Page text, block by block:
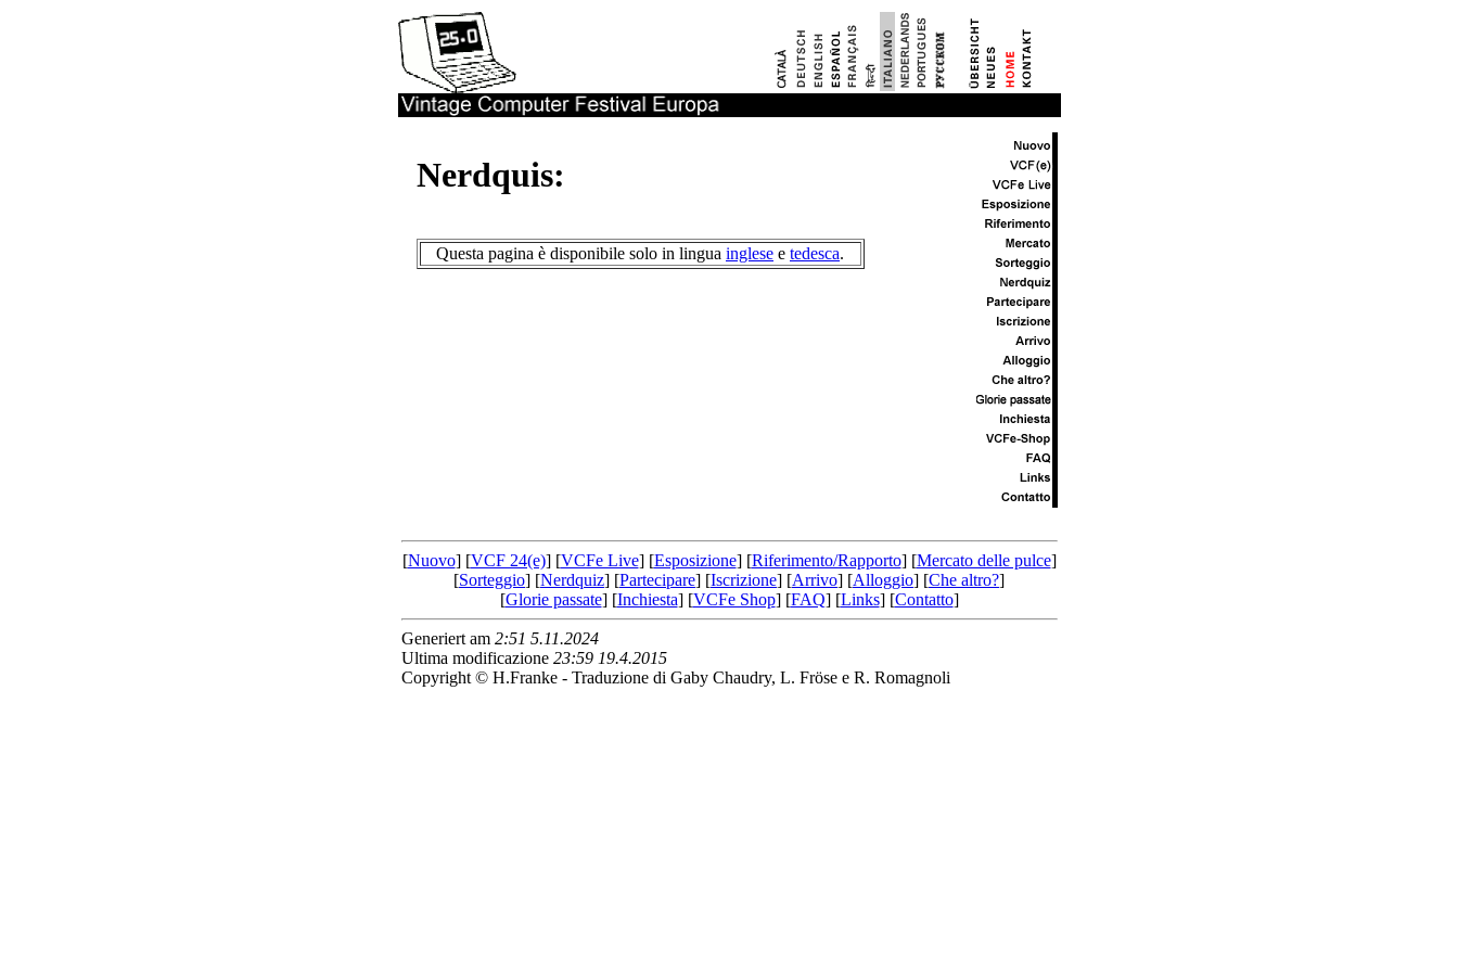
Nerdquis:
Questa pagina è disponibile solo in lingua inglese e tedesca.
[Nuovo] [VCF 24(e)] [VCFe Live] [Esposizione] [Riferimento/Rapporto] [Mercato delle pulce]
[Sorteggio] [Nerdquiz] [Partecipare] [Iscrizione] [Arrivo] [Alloggio] [Che altro?]
[Glorie passate] [Inchiesta] [VCFe Shop] [FAQ] [Links] [Contatto]
Generiert am 2:51 5.11.2024
Ultima modificazione 23:59 19.4.2015
Copyright © H.Franke - Traduzione di Gaby Chaudry, L. Fröse e R. Romagnoli